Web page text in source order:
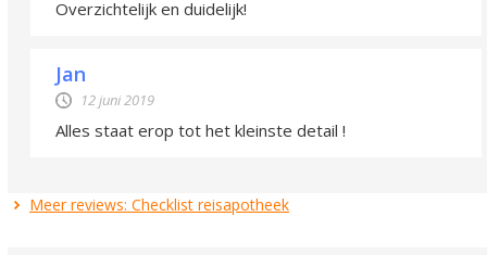
Overzichtelijk en duidelijk!
Jan
12 juni 2019
Alles staat erop tot het kleinste detail !
Meer reviews: Checklist reisapotheek